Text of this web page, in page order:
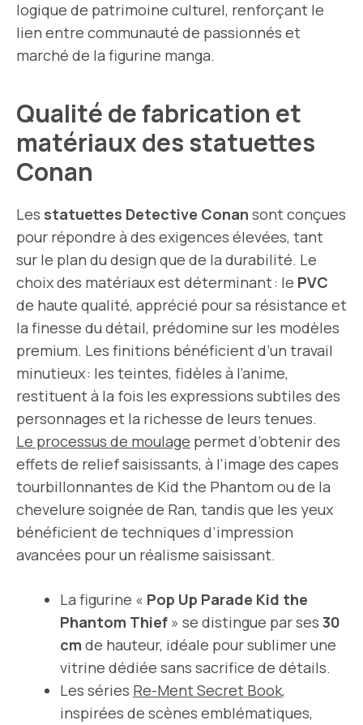
logique de patrimoine culturel, renforçant le
lien entre communauté de passionnés et
marché de la figurine manga.
Qualité de fabrication et
matériaux des statuettes
Conan
Les statuettes Detective Conan sont conçues
pour répondre à des exigences élevées, tant
sur le plan du design que de la durabilité. Le
choix des matériaux est déterminant : le PVC
de haute qualité, apprécié pour sa résistance et
la finesse du détail, prédomine sur les modèles
premium. Les finitions bénéficient d’un travail
minutieux : les teintes, fidèles à l’anime,
restituent à la fois les expressions subtiles des
personnages et la richesse de leurs tenues.
Le processus de moulage permet d’obtenir des
effets de relief saisissants, à l’image des capes
tourbillonnantes de Kid the Phantom ou de la
chevelure soignée de Ran, tandis que les yeux
bénéficient de techniques d’impression
avancées pour un réalisme saisissant.
La figurine « Pop Up Parade Kid the
Phantom Thief » se distingue par ses 30
cm de hauteur, idéale pour sublimer une
vitrine dédiée sans sacrifice de détails.
Les séries Re-Ment Secret Book,
inspirées de scènes emblématiques,